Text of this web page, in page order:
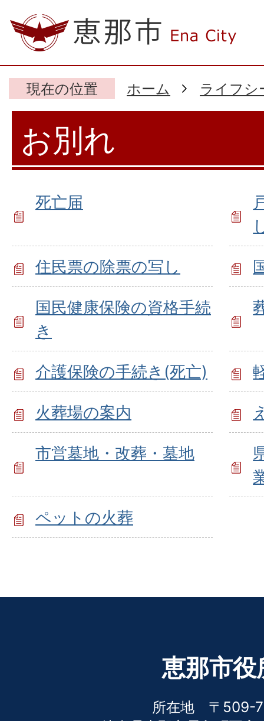
現在の位置 ホーム ライフシ
お別れ
死亡届
住民票の除票の写し
国民健康保険の資格手続
き
介護保険の手続き(死亡)
火葬場の案内
市営墓地・改葬・墓地
ペットの火葬
恵那市役
所在地 〒509-